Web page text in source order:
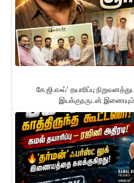
கே.ஜி.எஃப்’ தயாரிப்பு
இயக்குநருடன் இணையும்